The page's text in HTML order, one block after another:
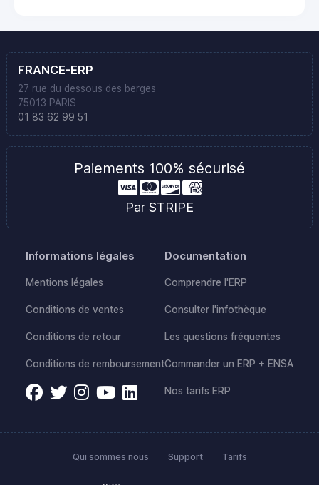
FRANCE-ERP
27 rue du dessous des berges
75013 PARIS
01 83 62 99 51
Paiements 100% sécurisé
Par STRIPE
Informations légales
Mentions légales
Conditions de ventes
Conditions de retour
Conditions de remboursement
Documentation
Comprendre l'ERP
Consulter l'infothèque
Les questions fréquentes
Commander un ERP + ENSA
Nos tarifs ERP
Qui sommes nous Support Tarifs